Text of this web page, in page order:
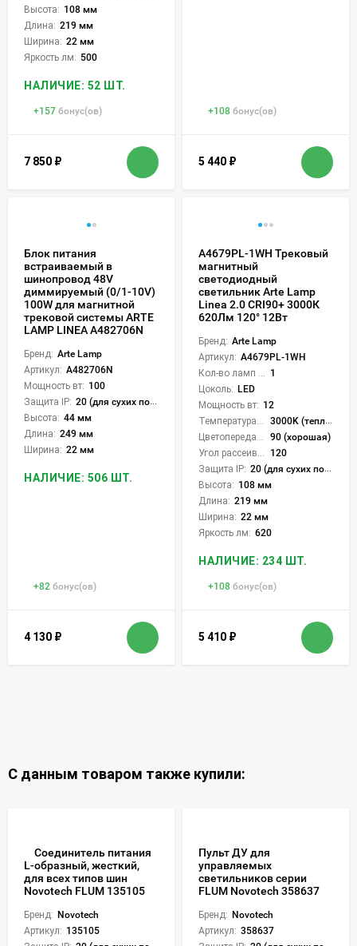
Высота: 108 мм
Длина: 219 мм
Ширина: 22 мм
Яркость лм: 500
НАЛИЧИЕ: 52 ШТ.
+157 бонус(ов)
7 850 ₽
+108 бонус(ов)
5 440 ₽
Блок питания
встраиваемый в
шинопровод 48V
диммируемый (0/1-10V)
100W для магнитной
трековой системы ARTE
LAMP LINEA A482706N
Бренд: Arte Lamp
Артикул: A482706N
Мощность вт: 100
Защита IP: 20 (для сухих пом.)
Высота: 44 мм
Длина: 249 мм
Ширина: 22 мм
НАЛИЧИЕ: 506 ШТ.
+82 бонус(ов)
4 130 ₽
A4679PL-1WH Трековый
магнитный
светодиодный
светильник Arte Lamp
Linea 2.0 CRI90+ 3000К
620Лм 120° 12Вт
Бренд: Arte Lamp
Артикул: A4679PL-1WH
1
Цоколь: LED
Мощность вт: 12
3000K (теплый)
90 (хорошая)
120
Защита IP: 20 (для сухих пом.)
Высота: 108 мм
Длина: 219 мм
Ширина: 22 мм
Яркость лм: 620
НАЛИЧИЕ: 234 ШТ.
+108 бонус(ов)
5 410 ₽
С данным товаром также купили:
Соединитель питания
L-образный, жесткий,
для всех типов шин
Novotech FLUM 135105
Бренд: Novotech
Артикул: 135105
Пульт ДУ для
управляемых
светильников серии
FLUM Novotech 358637
Бренд: Novotech
Артикул: 358637